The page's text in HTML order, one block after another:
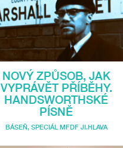
NOVÝ ZPŮSOB, JAK
VYPRÁVĚT PŘÍBĚHY.
HANDSWORTHSKÉ
PÍSNĚ
BÁSEŇ, SPECIÁL MFDF JI.HLAVA